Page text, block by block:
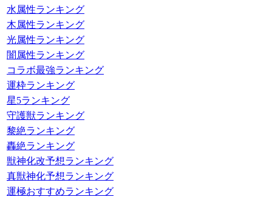
水属性ランキング
木属性ランキング
光属性ランキング
闇属性ランキング
コラボ最強ランキング
運枠ランキング
星5ランキング
守護獣ランキング
黎絶ランキング
轟絶ランキング
獣神化改予想ランキング
真獣神化予想ランキング
運極おすすめランキング